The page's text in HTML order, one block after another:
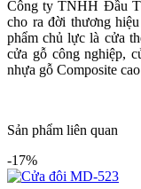
Công ty TNHH Đầu
cho ra đời thương
phẩm chủ lực là cửa
cửa gỗ công nghiệp,
nhựa gỗ Composite
Sản phẩm liên quan